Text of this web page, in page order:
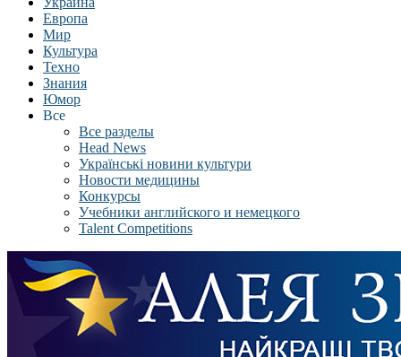
Европа
Мир
Культура
Техно
Знания
Юмор
Все
Все разделы
Head News
Українські новини культури
Новости медицины
Конкурсы
Учебники английского и немецкого
Talent Competitions